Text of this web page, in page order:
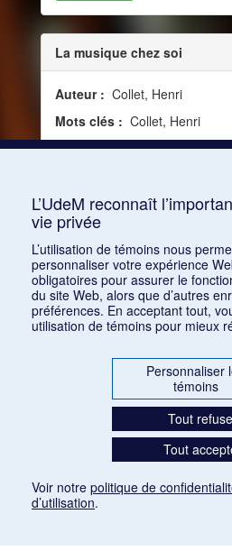
La musique chez soi
Auteur : Collet, Henri
Mots clés : Collet, Henri
1 2 3 4 5 …
L’UdeM reconnaît
vie privée
L’utilisation de témoins nous
personnaliser votre expérience
obligatoires pour assurer le
du site Web, alors que d’autres
préférences. En acceptant tout,
utilisation de témoins pour mieux
Personnaliser
témoins
Tout
Tout
Voir notre politique de
d’utilisation.